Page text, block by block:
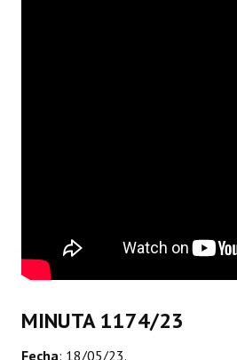
INSTITUCIONAL
MINUTA 1174/23
Fecha: 18/05/23.